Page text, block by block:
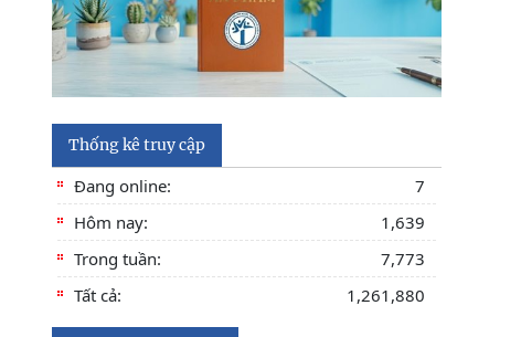
Thông báo 2773/TB-KHXH về Kết quả kiểm tra
điều kiện, tiêu chuẩn, văn bằng, chứng chỉ đối
với thí
Thống kê truy cập
Đang online:
7
Hôm nay:
1,639
Trong tuần:
7,773
Tất cả:
1,261,880